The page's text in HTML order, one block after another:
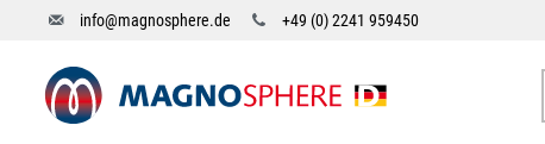
info@magnosphere.de +49 (0) 2241 959450